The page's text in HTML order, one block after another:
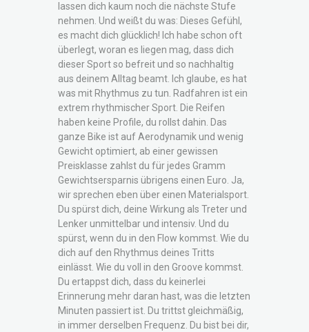
lassen dich kaum noch die nächste Stufe
nehmen. Und weißt du was: Dieses Gefühl,
es macht dich glücklich! Ich habe schon oft
überlegt, woran es liegen mag, dass dich
dieser Sport so befreit und so nachhaltig
aus deinem Alltag beamt. Ich glaube, es hat
was mit Rhythmus zu tun. Radfahren ist ein
extrem rhythmischer Sport. Die Reifen
haben keine Profile, du rollst dahin. Das
ganze Bike ist auf Aerodynamik und wenig
Gewicht optimiert, ab einer gewissen
Preisklasse zahlst du für jedes Gramm
Gewichtsersparnis übrigens einen Euro. Ja,
wir sprechen eben über einen Materialsport.
Du spürst dich, deine Wirkung als Treter und
Lenker unmittelbar und intensiv. Und du
spürst, wenn du in den Flow kommst. Wie du
dich auf den Rhythmus deines Tritts
einlässt. Wie du voll in den Groove kommst.
Du ertappst dich, dass du keinerlei
Erinnerung mehr daran hast, was die letzten
Minuten passiert ist. Du trittst gleichmäßig,
in immer derselben Frequenz. Du bist bei dir,